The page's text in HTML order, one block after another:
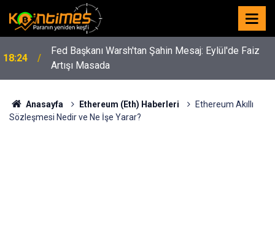
18:24
Fed Başkanı Warsh'tan Şahin Mesaj: Eylül'de Faiz
Artışı Masada
18:23
SpaceX Hisselerinde 100 Milyar Dolarlık Kilit Açıldı:
Dev İşlem Dalgası Bekleniyor
Anasayfa Ethereum (Eth) Haberleri
Ethereum Akıllı
Sözleşmesi Nedir ve Ne İşe Yarar?